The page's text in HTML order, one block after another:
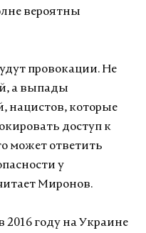
вероятны
провокации. Не
а выпады
нацистов, которые
доступ к
может ответить
у
Миронов.
2016 году на Украине